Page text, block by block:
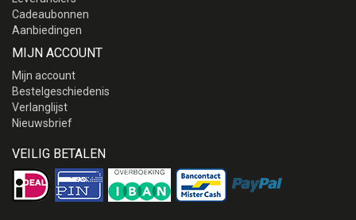
Cadeaubonnen
Aanbiedingen
MIJN ACCOUNT
Mijn account
Bestelgeschiedenis
Verlanglijst
Nieuwsbrief
VEILIG BETALEN